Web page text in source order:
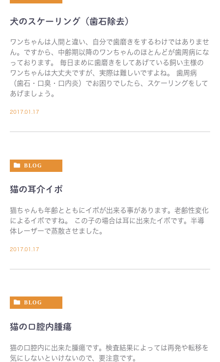
犬のスケーリング（歯石除去）
ワンちゃんは人間と違い、自分で歯磨きをするわけではありませ
ん。ですから、中齢期以降のワンちゃんのほとんどが歯周病にな
っております。 毎日まめに歯磨きをしてあげている飼い主様の
ワンちゃんは大丈夫ですが、実際は難しいですよね。 歯周病
（歯石・口臭・口内炎）でお困りでしたら、スケーリングをして
あげましょう。
2017.01.17
BLOG
猫の耳介イボ
猫ちゃんも年齢とともにイボが出来る事があります。老齢性変化
によるイボですね。 この子の場合は耳に出来たイボです。半導
体レーザーで蒸散させました。
2017.01.17
BLOG
猫の口腔内腫瘍
猫の口腔内に出来た腫瘍です。検査結果によっては再発や転移を
気にしないといけないので、要注意です。